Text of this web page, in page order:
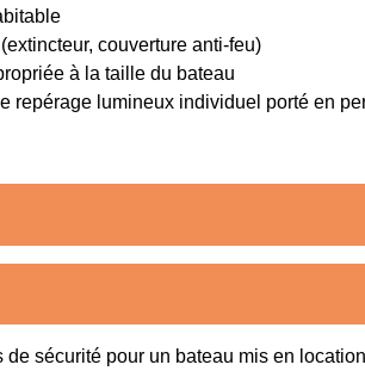
couverture anti-feu)
à la taille du bateau
repérage lumineux individuel porté en
sécurité pour un bateau mis en